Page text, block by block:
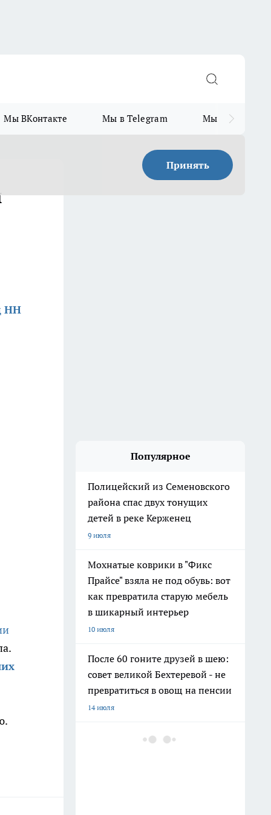
Мы ВКонтакте Мы в Telegram Мы в MAX
Принять
НН
Популярное
Полицейский из Семеновского
района спас двух тонущих
детей в реке Керженец
9 июля
Мохнатые коврики в "Фикс
Прайсе" взяла не под обувь: вот
как превратила старую мебель
в шикарный интерьер
10 июля
После 60 гоните друзей в шею:
совет великой Бехтеревой - не
превратиться в овощ на пенсии
14 июля
Гигант с нежной душой: как